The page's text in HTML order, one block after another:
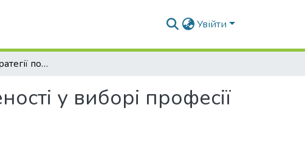
Увійти
Психологічні стратегії подолання невизначеності у виборі професії серед молоді
у виборі професії